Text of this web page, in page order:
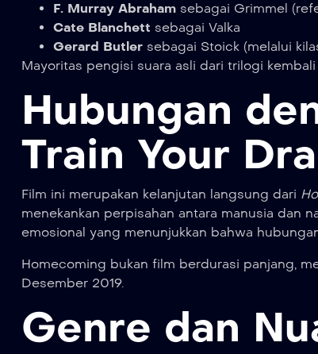
F. Murray Abraham sebagai Grimmel
Cate Blanchett sebagai Valka
Gerard Butler sebagai Stoick (melalui
Mayoritas pengisi suara asli dari trilogi
Hubungan
Train Your
Film ini merupakan kelanjutan langsung dari
menekankan perpisahan antara manusia dan
emosional yang menunjukkan bahwa
Homecoming bukan film berdurasi panjang,
Desember 2019.
Genre dan